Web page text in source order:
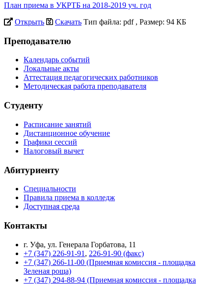
План приема в УКРТБ на 2018-2019 уч. год
Открыть
Скачать Тип файла: pdf , Размер: 94 КБ
Преподавателю
Календарь событий
Локальные акты
Аттестация педагогических работников
Методическая работа преподавателя
Студенту
Расписание занятий
Дистанционное обучение
Графики сессий
Налоговый вычет
Абитуриенту
Специальности
Правила приема в колледж
Доступная среда
Контакты
г. Уфа, ул. Генерала Горбатова, 11
+7 (347) 226-91-91 , 226-91-90 (факс)
+7 (347) 266-11-00 (Приемная комиссия - площадка
Зеленая роща)
+7 (347) 294-88-94 (Приемная комиссия - площадка